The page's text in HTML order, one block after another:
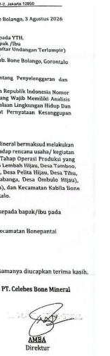
bahwa
tertutup dari
bagi aparat
alasan
Jahiya–Hulawa.
belum
lain yang
hukum.
kepolisian
pihak-
potensi adanya
(
undangan,
langsung
risiko bencana